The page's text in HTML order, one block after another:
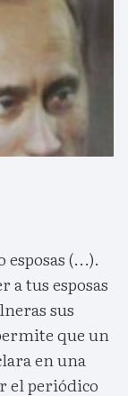
(...).
a tus esposas
sus
que un
en una
el periódico